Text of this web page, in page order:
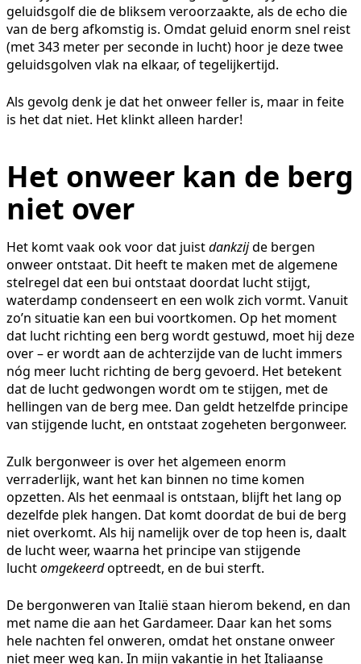
geluidsgolf die de bliksem veroorzaakte, als de echo die
van de berg afkomstig is. Omdat geluid enorm snel reist
(met 343 meter per seconde in lucht) hoor je deze twee
geluidsgolven vlak na elkaar, of tegelijkertijd.
Als gevolg denk je dat het onweer feller is, maar in feite
is het dat niet. Het klinkt alleen harder!
Het onweer kan de berg
niet over
Het komt vaak ook voor dat juistdankzijde bergen
onweer ontstaat. Dit heeft te maken met de algemene
stelregel dat een bui ontstaat doordat lucht stijgt,
waterdamp condenseert en een wolk zich vormt. Vanuit
zo’n situatie kan een bui voortkomen. Op het moment
dat lucht richting een berg wordt gestuwd, moet hij deze
over – er wordt aan de achterzijde van de lucht immers
nóg meer lucht richting de berg gevoerd. Het betekent
dat de lucht gedwongen wordt om te stijgen, met de
hellingen van de berg mee. Dan geldt hetzelfde principe
van stijgende lucht, en ontstaat zogeheten bergonweer.
Zulk bergonweer is over het algemeen enorm
verraderlijk, want het kan binnen no time komen
opzetten. Als het eenmaal is ontstaan, blijft het lang op
dezelfde plek hangen. Dat komt doordat de bui de berg
niet overkomt. Als hij namelijk over de top heen is, daalt
de lucht weer, waarna het principe van stijgende
luchtomgekeerdoptreedt, en de bui sterft.
De bergonweren van Italië staan hierom bekend, en dan
met name die aan het Gardameer. Daar kan het soms
hele nachten fel onweren, omdat het onstane onweer
niet meer weg kan. In mijn vakantie in het Italiaanse